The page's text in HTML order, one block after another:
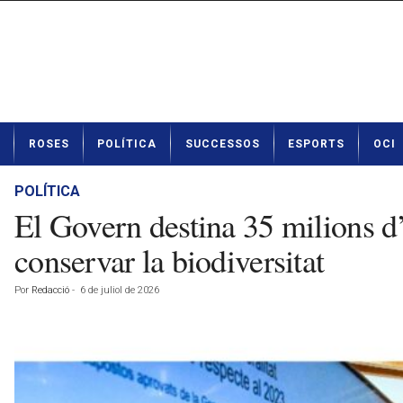
t
ROSES POLÍTICA SUCCESSOS ESPORTS OCI
POLÍTICA
El Govern destina 35 milions
conservar la biodiversitat
Por Redacció - 6 de juliol de 2026